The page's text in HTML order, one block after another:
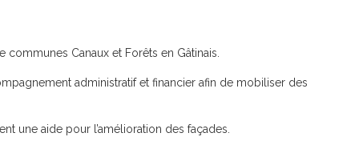
Canaux et Forêts en Gâtinais.
administratif et financier afin de mobiliser des
une aide pour l’amélioration des façades.